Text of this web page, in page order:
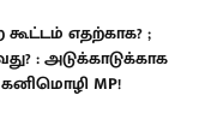
எதற்காக? ;
: அடுக்காடுக்காக
MP!